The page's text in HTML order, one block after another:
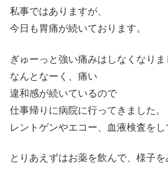
私事ではありますが、
今日も胃痛が続いております。
ぎゅーっと強い痛みはしなくなりま
なんとなーく、痛い
違和感が続いているので
仕事帰りに病院に行ってきました。
レントゲンやエコー、血液検査をし
とりあえずはお薬を飲んで、様子を